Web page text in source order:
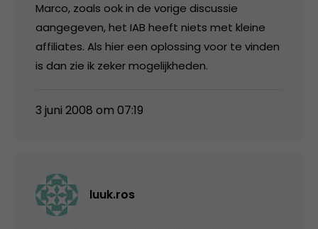
Marco, zoals ook in de vorige discussie
aangegeven, het IAB heeft niets met kleine
affiliates. Als hier een oplossing voor te vinden
is dan zie ik zeker mogelijkheden.
3 juni 2008 om 07:19
luuk.ros